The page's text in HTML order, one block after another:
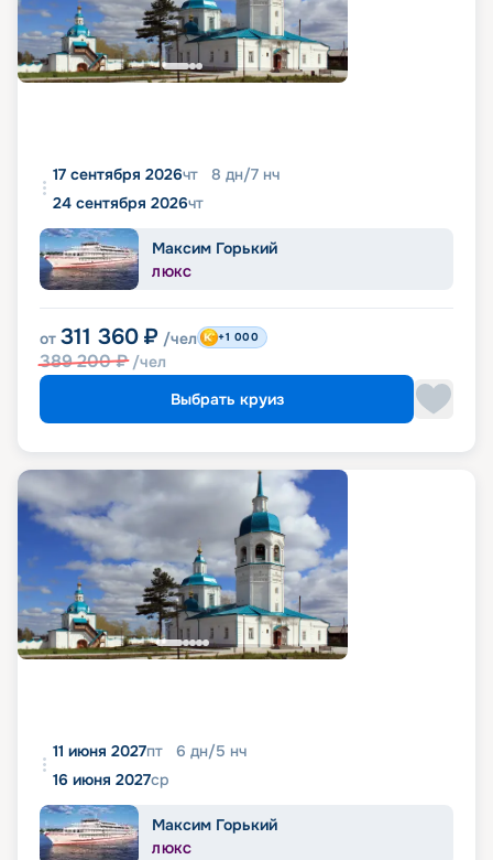
17 сентября 2026чт 8 дн/7 нч
24 сентября 2026чт
Максим Горький
ЛЮКС
от 311 360 ₽ /чел
389 200₽ /чел
+1 000
Выбрать круиз
11 июня 2027пт 6 дн/5 нч
16 июня 2027ср
Максим Горький
ЛЮКС